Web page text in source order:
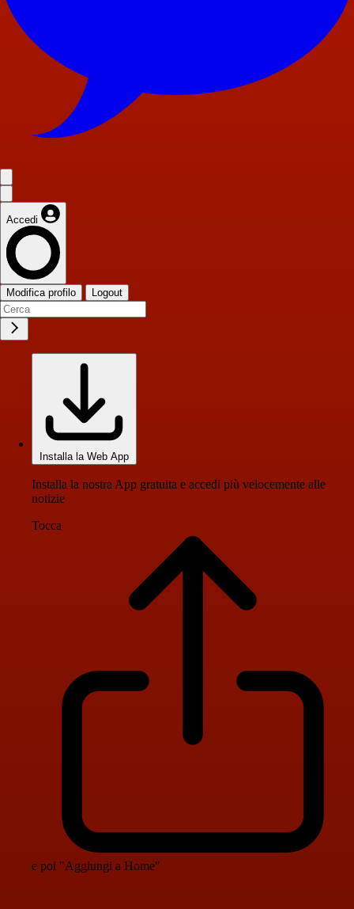
Accedi
Modifica profilo Logout
Installa la Web App
Installa la nostra App gratuita e accedi più velocemente alle
notizie
Tocca
e poi "Aggiungi a Home"